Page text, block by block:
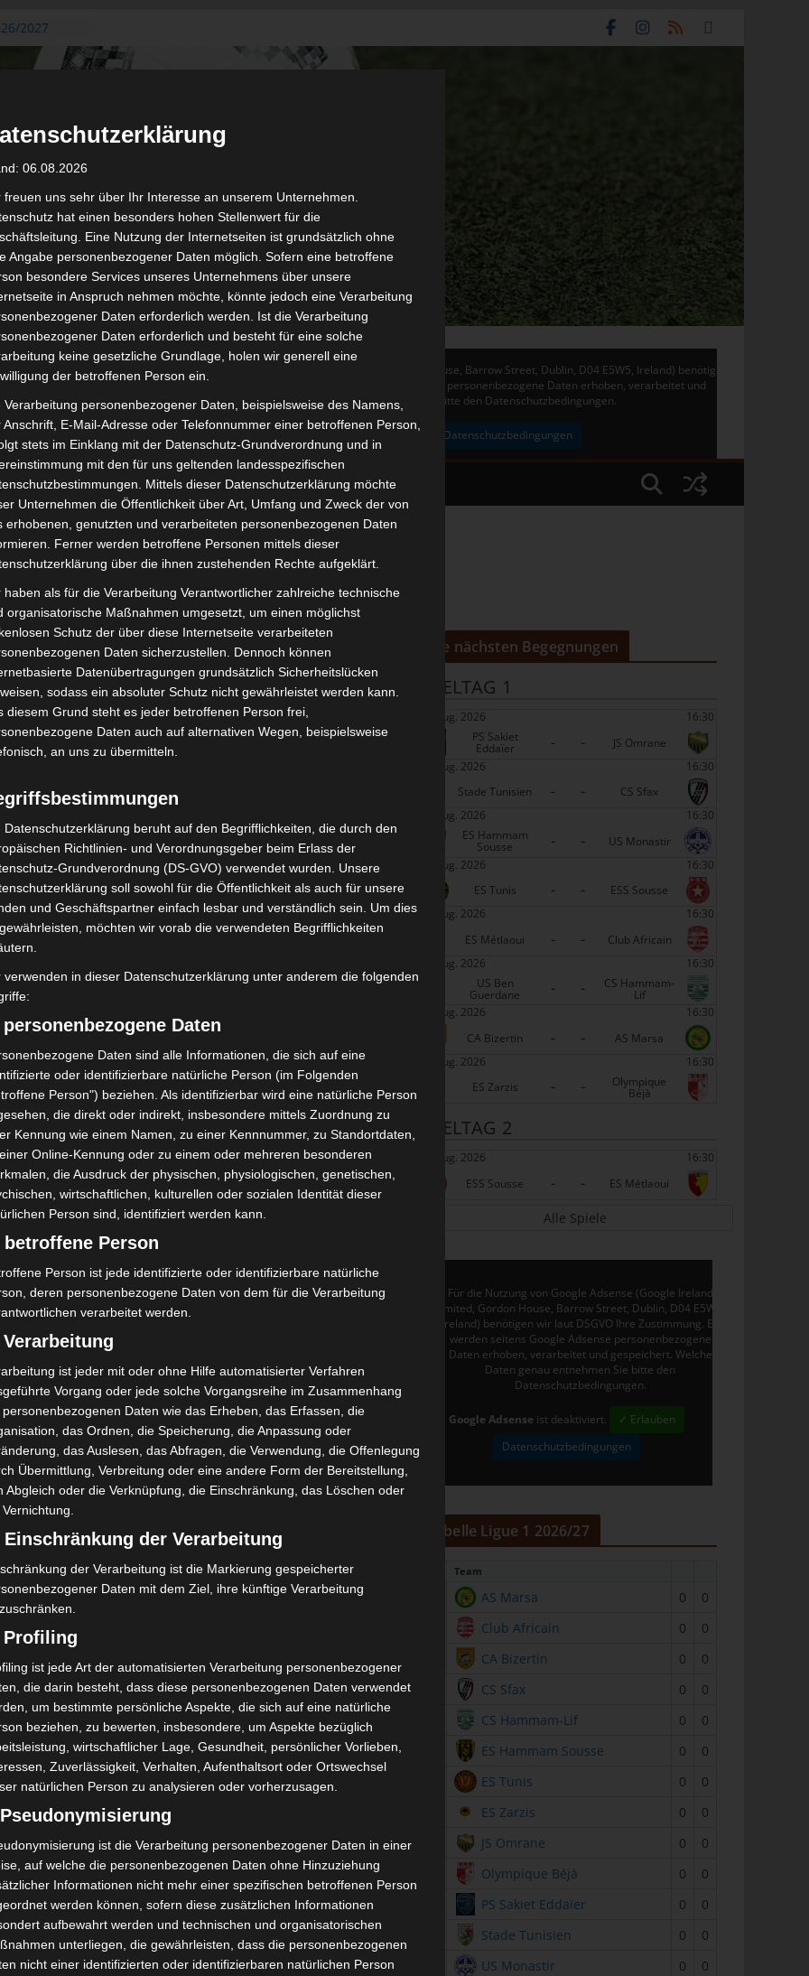
2027
August
aus der
der ersten 15
2027 –
20.
AS Soliman
zu
Für die Nutzung von Google Adsense (Google Ireland Limited, Gordon House, Barrow Street, Dublin, D04 E5W5, Ireland) benötigen
wir laut DSGVO Ihre Zustimmung. Es werden seitens Google Adsense personenbezogene Daten erhoben, verarbeitet und
gespeichert. Welche Daten genau entnehmen Sie bitte den Datenschutzbedingungen.
✓ Erlauben Datenschutzbedingungen
STADIEN IMPRESSUM
de Gafsa (EGSG) – Avenir Sportif de Soliman (ASS)
2024-15:00
- Playout Abstiegsrunde| Spieltag 10
0
TV: Al Wataniya 2
:0 Avenir Sportif de Soliman
(ASS)
olympique de Gafsa
25'
25'
Avenir Sportif de Soliman (ASS)
Union Sportive de Ben Guerdane (USBG) – Club
Athlétique Bizertin (CAB)
Die nächsten Begegnungen
SPIELTAG 1
22 Aug. 2026
16:30
PS Sakiet
Eddaïer - -
JS Omrane
22 Aug. 2026
16:30
Stade Tunisien
- -
CS Sfax
22 Aug. 2026
16:30
ES Hammam
Sousse - -
US Monastir
22 Aug. 2026
16:30
ES Tunis
- -
ESS Sousse
22 Aug. 2026
16:30
ES Métlaoui
- -
Club Africain
22 Aug. 2026
16:30
US Ben
Guerdane - - CS Hammam-
Lif
22 Aug. 2026
16:30
CA Bizertin
- -
AS Marsa
22 Aug. 2026
16:30
ES Zarzis
- - Olympique
Béjà
SPIELTAG 2
29 Aug. 2026
16:30
ESS Sousse
- - ES Métlaoui
Alle Spiele
Für die Nutzung von Google Adsense (Google Ireland
Limited, Gordon House, Barrow Street, Dublin, D04 E5W5,
Ireland) benötigen wir laut DSGVO Ihre Zustimmung. Es
werden seitens Google Adsense personenbezogene
Daten erhoben, verarbeitet und gespeichert. Welche
Daten genau entnehmen Sie bitte den
Datenschutzbedingungen.
Google Adsense ist deaktiviert.
✓ Erlauben
Datenschutzbedingungen
Tabelle Ligue 1 2026/27
Team
AS Marsa 0
0
Club Africain 0
0
CA Bizertin 0
0
CS Sfax 0
0
CS Hammam-Lif 0
0
ES Hammam Sousse 0
0
ES Tunis 0
0
ES Zarzis 0
0
JS Omrane 0
0
Olympique Béjà 0
0
PS Sakiet Eddaïer 0
0
Stade Tunisien 0
0
US Monastir 0
0
06.08.2026
freuen uns sehr über Ihr Interesse an unserem Unternehmen.
hat einen besonders hohen Stellenwert für die
Eine Nutzung der Internetseiten ist grundsätzlich ohne
Angabe personenbezogener Daten möglich. Sofern eine betroffene
besondere Services unseres Unternehmens über unsere
in Anspruch nehmen möchte, könnte jedoch eine Verarbeitung
Daten erforderlich werden. Ist die Verarbeitung
Daten erforderlich und besteht für eine solche
keine gesetzliche Grundlage, holen wir generell eine
der betroffenen Person ein.
Verarbeitung personenbezogener Daten, beispielsweise des Namens,
Anschrift, E-Mail-Adresse oder Telefonnummer einer betroffenen Person,
stets im Einklang mit der Datenschutz-Grundverordnung und in
mit den für uns geltenden landesspezifischen
Mittels dieser Datenschutzerklärung möchte
Unternehmen die Öffentlichkeit über Art, Umfang und Zweck der von
erhobenen, genutzten und verarbeiteten personenbezogenen Daten
Ferner werden betroffene Personen mittels dieser
über die ihnen zustehenden Rechte aufgeklärt.
haben als für die Verarbeitung Verantwortlicher zahlreiche technische
organisatorische Maßnahmen umgesetzt, um einen möglichst
Schutz der über diese Internetseite verarbeiteten
Daten sicherzustellen. Dennoch können
Datenübertragungen grundsätzlich Sicherheitslücken
sodass ein absoluter Schutz nicht gewährleistet werden kann.
diesem Grund steht es jeder betroffenen Person frei,
Daten auch auf alternativen Wegen, beispielsweise
an uns zu übermitteln.
Datenschutzerklärung beruht auf den Begrifflichkeiten, die durch den
Richtlinien- und Verordnungsgeber beim Erlass der
Grundverordnung (DS-GVO) verwendet wurden. Unsere
soll sowohl für die Öffentlichkeit als auch für unsere
und Geschäftspartner einfach lesbar und verständlich sein. Um dies
möchten wir vorab die verwendeten Begrifflichkeiten
verwenden in dieser Datenschutzerklärung unter anderem die folgenden
personenbezogene Daten
Daten sind alle Informationen, die sich auf eine
oder identifizierbare natürliche Person (im Folgenden
Person") beziehen. Als identifizierbar wird eine natürliche Person
die direkt oder indirekt, insbesondere mittels Zuordnung zu
Kennung wie einem Namen, zu einer Kennnummer, zu Standortdaten,
Online-Kennung oder zu einem oder mehreren besonderen
die Ausdruck der physischen, physiologischen, genetischen,
wirtschaftlichen, kulturellen oder sozialen Identität dieser
Person sind, identifiziert werden kann.
betroffene Person
Person ist jede identifizierte oder identifizierbare natürliche
deren personenbezogene Daten von dem für die Verarbeitung
verarbeitet werden.
ist jeder mit oder ohne Hilfe automatisierter Verfahren
Vorgang oder jede solche Vorgangsreihe im Zusammenhang
personenbezogenen Daten wie das Erheben, das Erfassen, die
das Ordnen, die Speicherung, die Anpassung oder
das Auslesen, das Abfragen, die Verwendung, die Offenlegung
Übermittlung, Verbreitung oder eine andere Form der Bereitstellung,
Abgleich oder die Verknüpfung, die Einschränkung, das Löschen oder
Einschränkung der Verarbeitung
der Verarbeitung ist die Markierung gespeicherter
Daten mit dem Ziel, ihre künftige Verarbeitung
Profiling
ist jede Art der automatisierten Verarbeitung personenbezogener
die darin besteht, dass diese personenbezogenen Daten verwendet
um bestimmte persönliche Aspekte, die sich auf eine natürliche
beziehen, zu bewerten, insbesondere, um Aspekte bezüglich
wirtschaftlicher Lage, Gesundheit, persönlicher Vorlieben,
Zuverlässigkeit, Verhalten, Aufenthaltsort oder Ortswechsel
natürlichen Person zu analysieren oder vorherzusagen.
ist die Verarbeitung personenbezogener Daten in einer
auf welche die personenbezogenen Daten ohne Hinzuziehung
Informationen nicht mehr einer spezifischen betroffenen Person
werden können, sofern diese zusätzlichen Informationen
aufbewahrt werden und technischen und organisatorischen
unterliegen, die gewährleisten, dass die personenbezogenen
nicht einer identifizierten oder identifizierbaren natürlichen Person